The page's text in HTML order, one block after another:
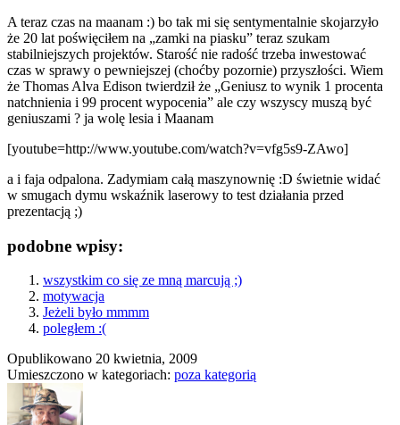
A teraz czas na maanam :) bo tak mi się sentymentalnie skojarzyło
że 20 lat poświęciłem na „zamki na piasku” teraz szukam
stabilniejszych projektów. Starość nie radość trzeba inwestować
czas w sprawy o pewniejszej (choćby pozornie) przyszłości. Wiem
że Thomas Alva Edison twierdził że „Geniusz to wynik 1 procenta
natchnienia i 99 procent wypocenia” ale czy wszyscy muszą być
geniuszami ? ja wolę lesia i Maanam
[youtube=http://www.youtube.com/watch?v=vfg5s9-ZAwo]
a i faja odpalona. Zadymiam całą maszynownię :D świetnie widać
w smugach dymu wskaźnik laserowy to test działania przed
prezentacją ;)
podobne wpisy:
wszystkim co się ze mną marcują ;)
motywacja
Jeżeli było mmmm
poległem :(
Opublikowano 20 kwietnia, 2009
Umieszczono w kategoriach: poza kategorią